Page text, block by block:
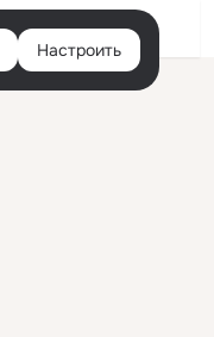
Войти
Настроить